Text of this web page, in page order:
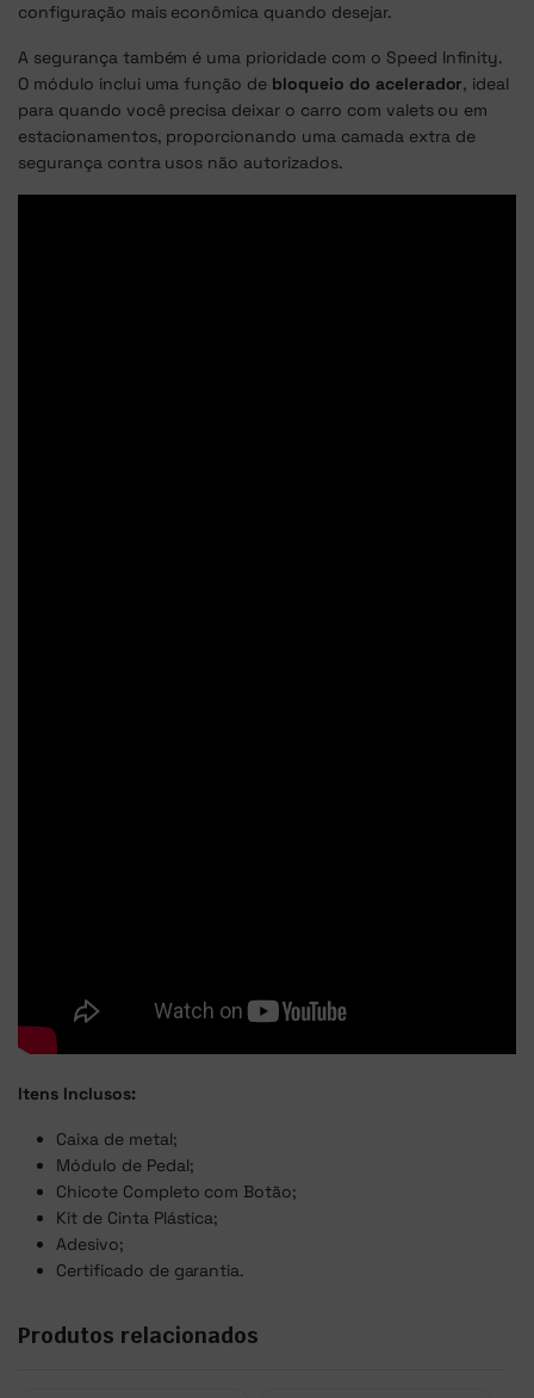
configuração mais econômica quando desejar.
A segurança também é uma prioridade com o Speed Infinity.
O módulo inclui uma função de bloqueio do acelerador, ideal
para quando você precisa deixar o carro com valets ou em
estacionamentos, proporcionando uma camada extra de
segurança contra usos não autorizados.
Itens Inclusos:
Caixa de metal;
Módulo de Pedal;
Chicote Completo com Botão;
Kit de Cinta Plástica;
Adesivo;
Certificado de garantia.
Produtos relacionados